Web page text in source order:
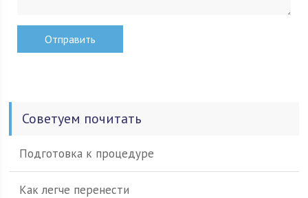
Советуем почитать
Подготовка к процедуре
Как легче перенести